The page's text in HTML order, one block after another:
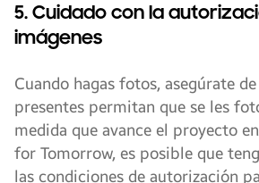
5. Cuidado con la
imágenes
Cuando hagas fotos, asegúrate
presentes permitan que se les
medida que avance el proyecto
for Tomorrow, es posible que
las condiciones de autorización